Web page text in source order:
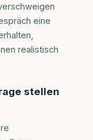
eine
realistisch
stellen